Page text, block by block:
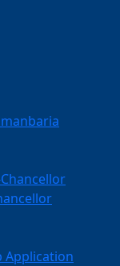
Application